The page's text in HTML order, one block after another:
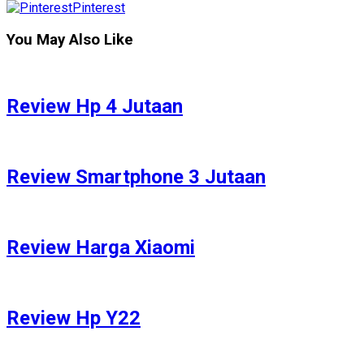
Pinterest
You May Also Like
Review Hp 4 Jutaan
Review Smartphone 3 Jutaan
Review Harga Xiaomi
Review Hp Y22